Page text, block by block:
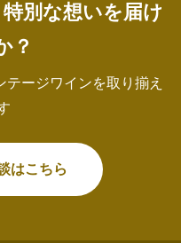
別な想いを届け
？
ージワインを取り揃え
はこちら